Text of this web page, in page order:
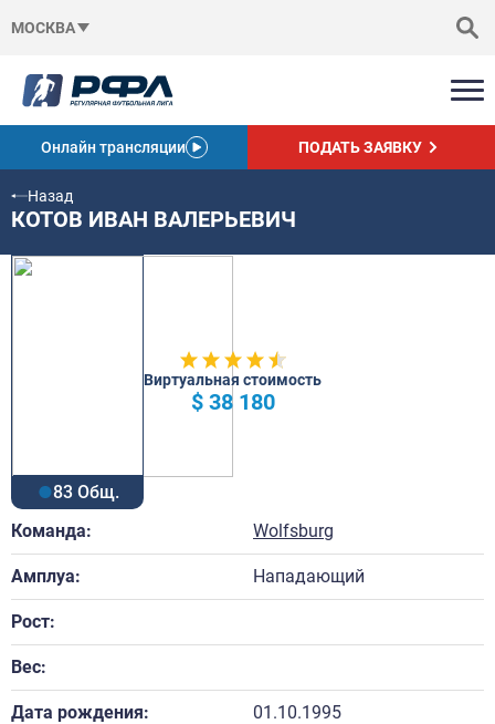
МОСКВА
Онлайн трансляции ПОДАТЬ ЗАЯВКУ
Назад
КОТОВ ИВАН ВАЛЕРЬЕВИЧ
83 Общ.
Виртуальная стоимость
$ 38 180
Команда: Wolfsburg
Амплуа: Нападающий
Рост:
Вес:
Дата рождения: 01.10.1995